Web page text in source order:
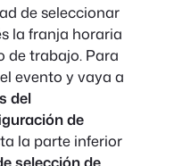
de seleccionar
la franja horaria
de trabajo. Para
evento y vaya a
del
de
la parte inferior
selección de